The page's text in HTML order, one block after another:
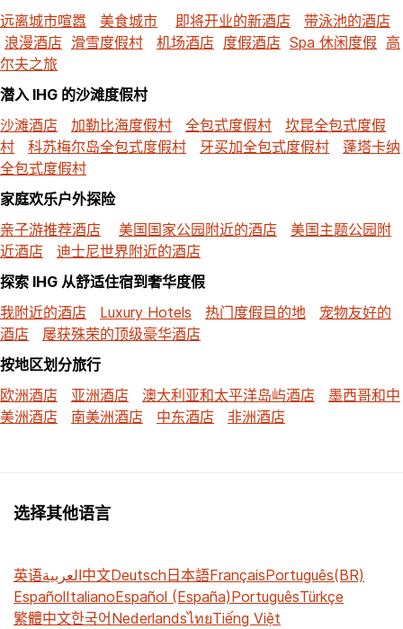
远离城市喧嚣
美食城市 即将开业的新酒店
带泳池的酒店
浪漫酒店 滑雪度假村 机场酒店 度假酒店 Spa 休闲度假 高
尔夫之旅
潜入 IHG 的沙滩度假村
沙滩酒店
加勒比海度假村 全包式度假村
坎昆全包式度假
村
科苏梅尔岛全包式度假村 牙买加全包式度假村
蓬塔卡纳
全包式度假村
家庭欢乐户外探险
亲子游推荐酒店
美国国家公园附近的酒店
美国主题公园附
近酒店
迪士尼世界附近的酒店
探索 IHG 从舒适住宿到奢华度假
我附近的酒店
Luxury Hotels 热门度假目的地
宠物友好的
酒店
屡获殊荣的顶级豪华酒店
按地区划分旅行
欧洲酒店
亚洲酒店 澳大利亚和太平洋岛屿酒店
墨西哥和中
美洲酒店
南美洲酒店 中东酒店 非洲酒店
选择其他语言
英语العربية中文Deutsch日本語FrançaisPortuguês(BR)
EspañolItalianoEspañol (España)PortuguêsTürkçe
繁體中文한국어NederlandsไทยTiếng Việt